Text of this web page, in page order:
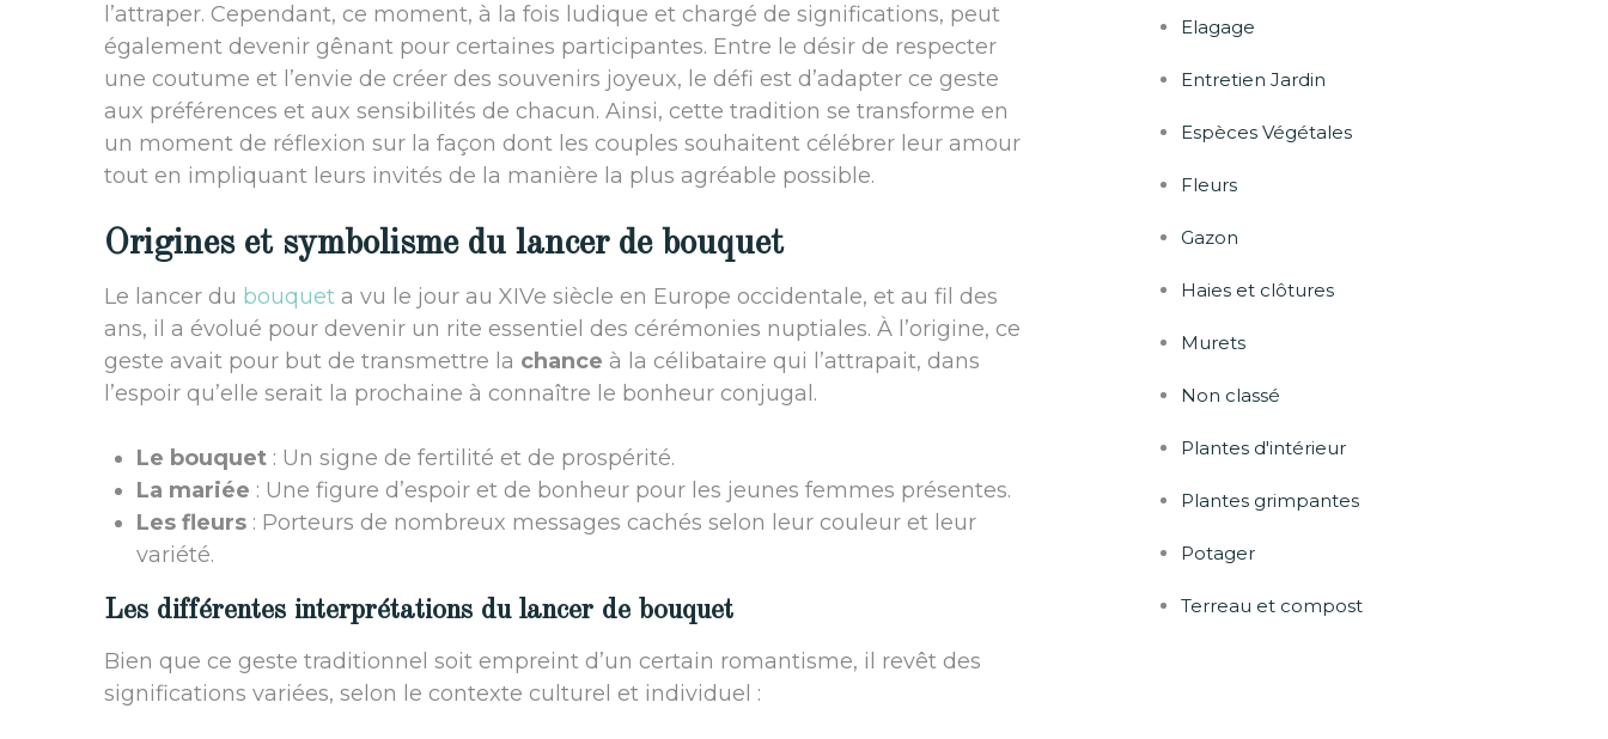
l’attraper. Cependant, ce moment, à la fois ludique et chargé de significations, peut
également devenir gênant pour certaines participantes. Entre le désir de respecter
une coutume et l’envie de créer des souvenirs joyeux, le défi est d’adapter ce geste
aux préférences et aux sensibilités de chacun. Ainsi, cette tradition se transforme en
un moment de réflexion sur la façon dont les couples souhaitent célébrer leur amour
tout en impliquant leurs invités de la manière la plus agréable possible.
Origines et symbolisme du lancer de bouquet
Le lancer du bouquet a vu le jour au XIVe siècle en Europe occidentale, et au fil des
ans, il a évolué pour devenir un rite essentiel des cérémonies nuptiales. À l’origine, ce
geste avait pour but de transmettre la chance à la célibataire qui l’attrapait, dans
l’espoir qu’elle serait la prochaine à connaître le bonheur conjugal.
Le bouquet : Un signe de fertilité et de prospérité.
La mariée : Une figure d’espoir et de bonheur pour les jeunes femmes présentes.
Les fleurs : Porteurs de nombreux messages cachés selon leur couleur et leur
variété.
Les différentes interprétations du lancer de bouquet
Bien que ce geste traditionnel soit empreint d’un certain romantisme, il revêt des
significations variées, selon le contexte culturel et individuel :
Elagage
Entretien Jardin
Espèces Végétales
Fleurs
Gazon
Haies et clôtures
Murets
Non classé
Plantes d'intérieur
Plantes grimpantes
Potager
Terreau et compost